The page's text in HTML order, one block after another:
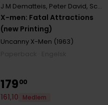
Fabian Nicieza
X-men: Fatal Attractions
(new Printing)
J M Dematteis, Peter David, Scott Lobdell
Uncanny X-Men (1963)
17900
161,10
Medlem